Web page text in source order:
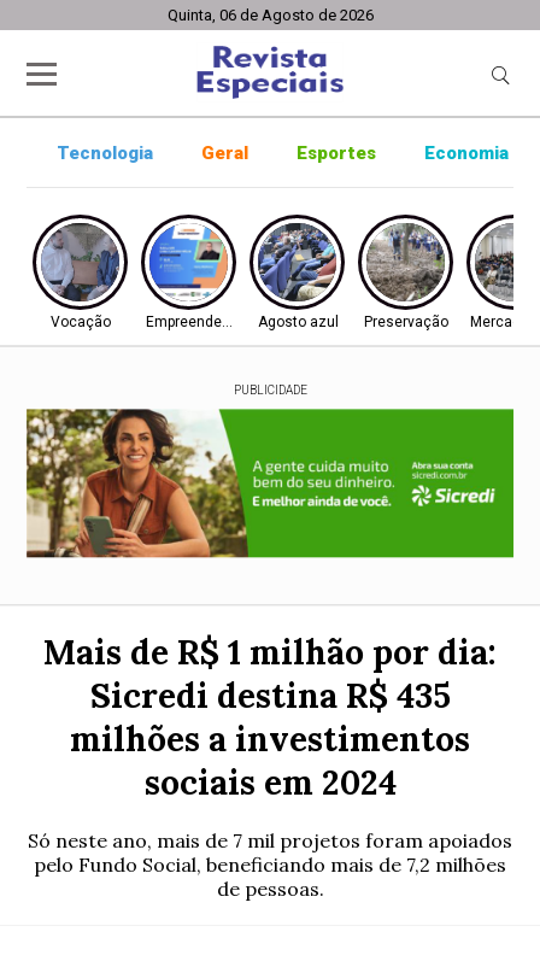
Quinta, 06 de Agosto de 2026
Tecnologia Geral Esportes Economia
Vocação EmpreendedorismoAgosto azul Preservação Mercado
PUBLICIDADE
Mais de R$ 1 milhão por dia:
Sicredi destina R$ 435
milhões a investimentos
sociais em 2024
Só neste ano, mais de 7 mil projetos foram apoiados
pelo Fundo Social, beneficiando mais de 7,2 milhões
de pessoas.